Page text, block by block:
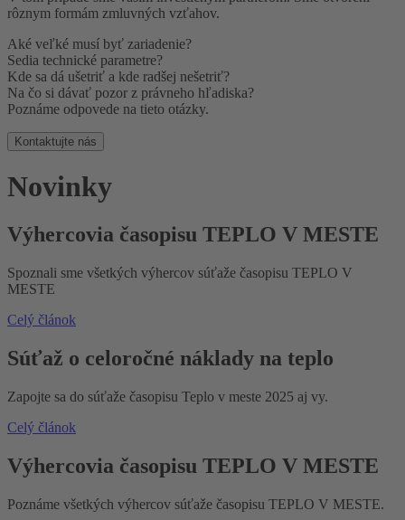
rôznym formám zmluvných vzťahov.
Aké veľké musí byť zariadenie?
Sedia technické parametre?
Kde sa dá ušetriť a kde radšej nešetriť?
Na čo si dávať pozor z právneho hľadiska?
Poznáme odpovede na tieto otázky.
Kontaktujte nás
Novinky
Výhercovia časopisu TEPLO V MESTE
Spoznali sme všetkých výhercov súťaže časopisu TEPLO V
MESTE
Celý článok
Súťaž o celoročné náklady na teplo
Zapojte sa do súťaže časopisu Teplo v meste 2025 aj vy.
Celý článok
Výhercovia časopisu TEPLO V MESTE
Poznáme všetkých výhercov súťaže časopisu TEPLO V MESTE.